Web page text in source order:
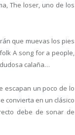
The loser, uno de los
que muevas los pies
A song for a people,
calaña…
escapan un poco de lo
convierta en un clásico
debe de sonar de